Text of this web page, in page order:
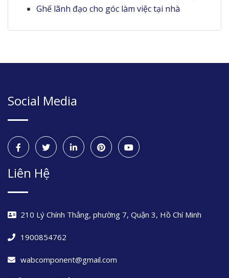
Ghế lãnh đạo cho góc làm việc tại nhà
Social Media
Liên Hệ
210 Lý Chính Thắng, phường 7, Quận 3, Hồ Chí Minh
1900854762
wabcomponent@gmail.com